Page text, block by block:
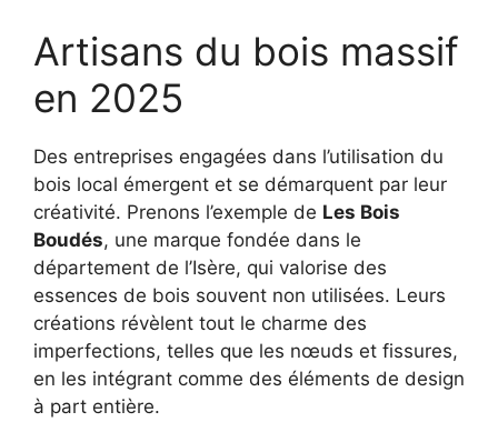
Artisans du bois massif
en 2025
Des entreprises engagées dans l’utilisation du
bois local émergent et se démarquent par leur
créativité. Prenons l’exemple de Les Bois
Boudés, une marque fondée dans le
département de l’Isère, qui valorise des
essences de bois souvent non utilisées. Leurs
créations révèlent tout le charme des
imperfections, telles que les nœuds et fissures,
en les intégrant comme des éléments de design
à part entière.